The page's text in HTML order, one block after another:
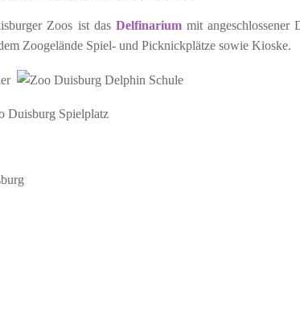
Zoos ist das Delfinarium mit angeschlossener
Zoogelände Spiel- und Picknickplätze sowie Kioske.